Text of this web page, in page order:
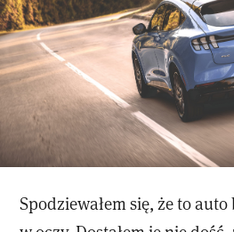
Spodziewałem się, że to